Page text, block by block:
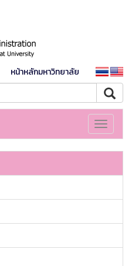
หน้าหลักมหาวิทยาลัย
Toggle